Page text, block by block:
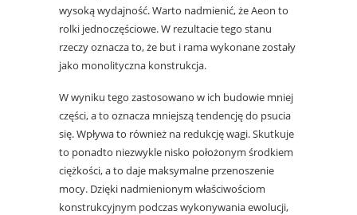
wysoką wydajność. Warto nadmienić, że Aeon to
rolki jednoczęściowe. W rezultacie tego stanu
rzeczy oznacza to, że but i rama wykonane zostały
jako monolityczna konstrukcja.
W wyniku tego zastosowano w ich budowie mniej
części, a to oznacza mniejszą tendencję do psucia
się. Wpływa to również na redukcję wagi. Skutkuje
to ponadto niezwykle nisko położonym środkiem
ciężkości, a to daje maksymalne przenoszenie
mocy. Dzięki nadmienionym właściwościom
konstrukcyjnym podczas wykonywania ewolucji,